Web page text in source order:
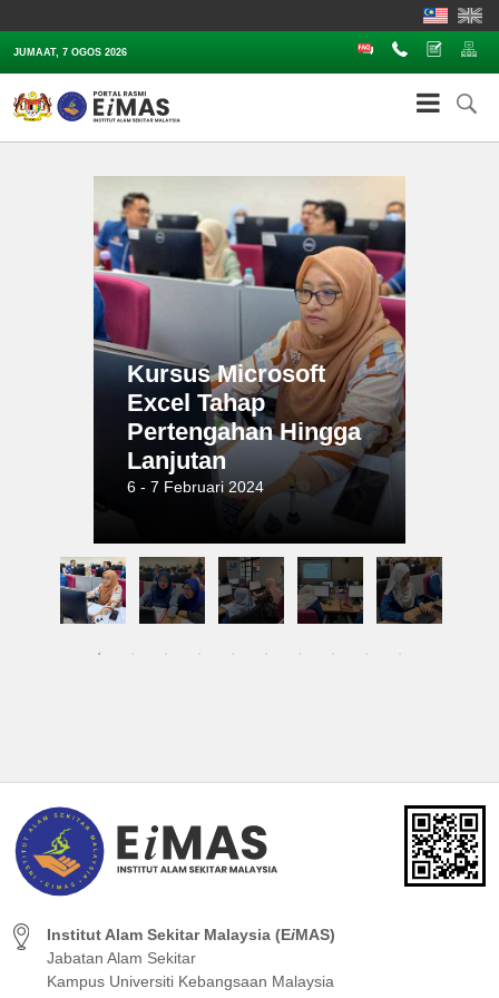
JUMAAT, 7 OGOS 2026 Soalan LazimHubungi Aduan
Kursus Microsoft
Excel Tahap
Pertengahan Hingga
Lanjutan
6 - 7 Februari 2024
Institut Alam Sekitar Malaysia (EiMAS)
Jabatan Alam Sekitar
Kampus Universiti Kebangsaan Malaysia